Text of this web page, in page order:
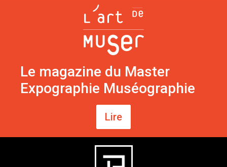
Le magazine du Master
Expographie Muséographie
Lire